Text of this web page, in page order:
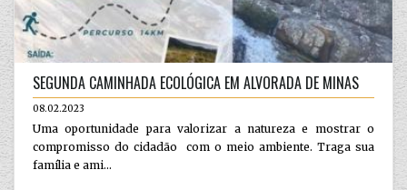
SEGUNDA CAMINHADA ECOLÓGICA EM ALVORADA DE MINAS
08.02.2023
Uma oportunidade para valorizar a natureza e mostrar o
compromisso do cidadão com o meio ambiente. Traga sua
família e ami...